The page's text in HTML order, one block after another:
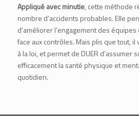
Appliqué avec minutie, cette méthode
nombre d’accidents probables. Elle
d’améliorer l’engagement des
face aux contrôles. Mais plis que tout,
à la loi, et permet de DUER d’assumer
efficacement la santé physique et
quotidien.